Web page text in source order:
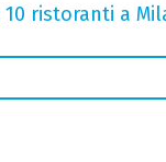
ristoranti a